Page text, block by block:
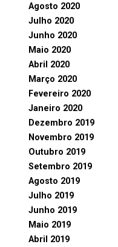
Agosto 2020
Julho 2020
Junho 2020
Maio 2020
Abril 2020
Março 2020
Fevereiro 2020
Janeiro 2020
Dezembro 2019
Novembro 2019
Outubro 2019
Setembro 2019
Agosto 2019
Julho 2019
Junho 2019
Maio 2019
Abril 2019